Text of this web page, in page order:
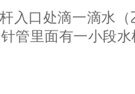
入口处滴一滴水
管里面有一小段